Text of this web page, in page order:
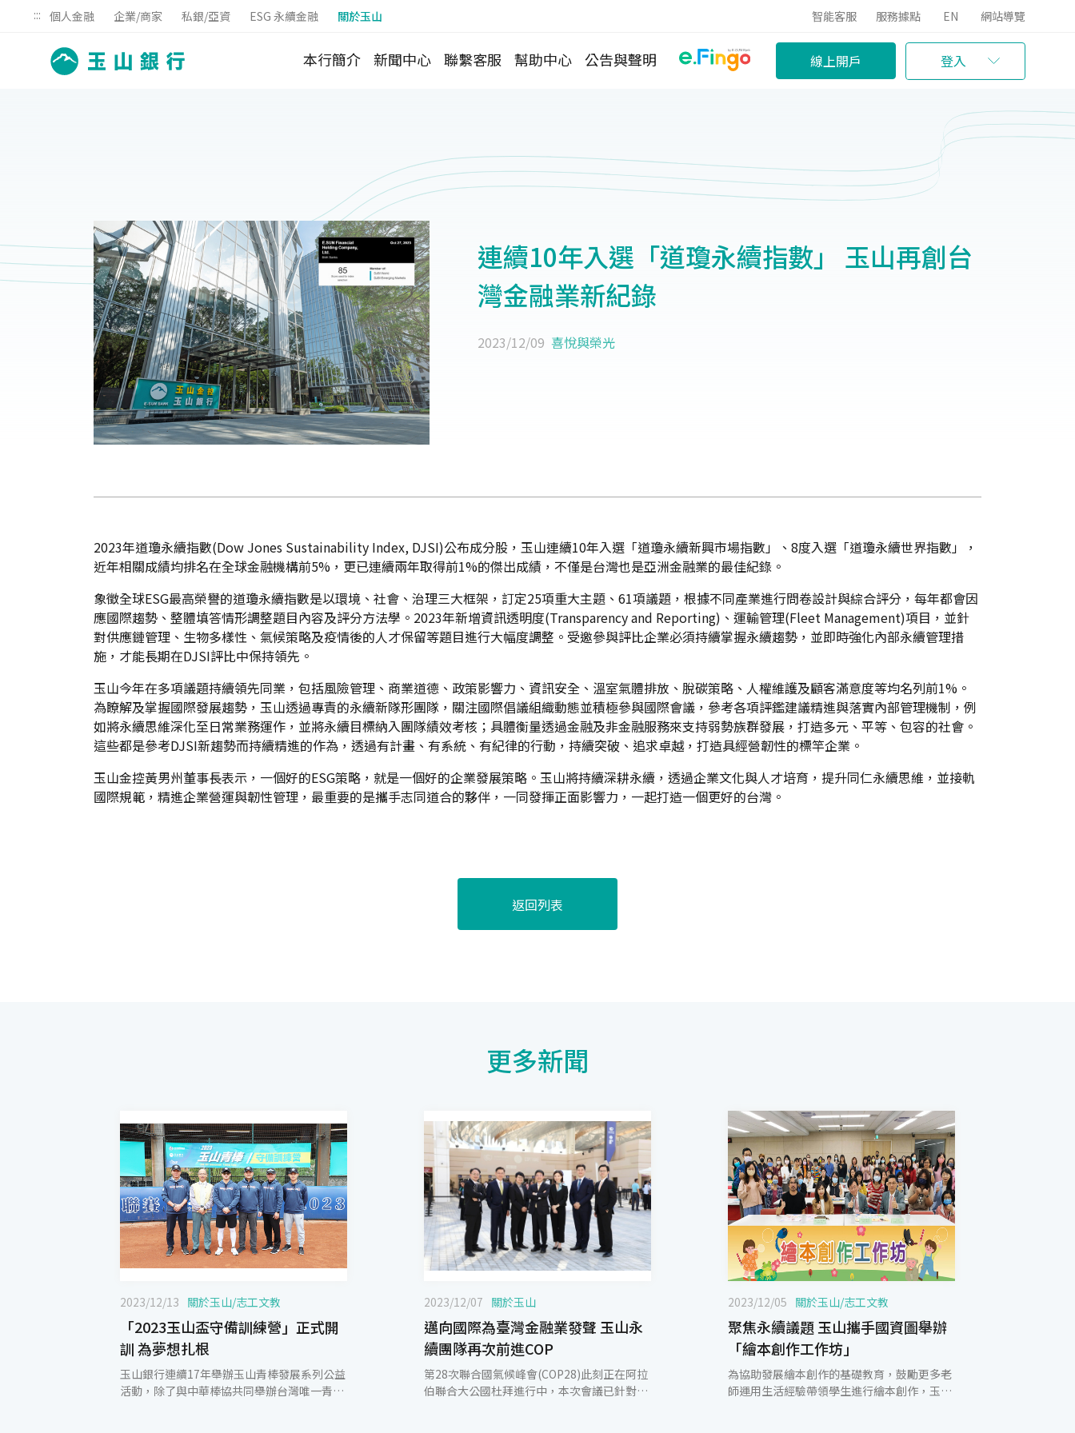
::: 個人金融 企業/商家 私銀/亞資 ESG 永續金融 關於玉山 智能客服 服務據點 EN 網站導覽
本行簡介 新聞中心 聯繫客服 幫助中心 公告與聲明 線上開戶 登入
連續10年入選「道瓊永續指數」 玉山再創台
灣金融業新紀錄
2023/12/09 喜悅與榮光
2023年道瓊永續指數(Dow Jones Sustainability Index, DJSI)公布成分股，玉山連續10年入選「道瓊永續新興市場指數」、8度入選「道瓊永續世界指數」，
近年相關成績均排名在全球金融機構前5%，更已連續兩年取得前1%的傑出成績，不僅是台灣也是亞洲金融業的最佳紀錄。
象徵全球ESG最高榮譽的道瓊永續指數是以環境、社會、治理三大框架，訂定25項重大主題、61項議題，根據不同產業進行問卷設計與綜合評分，每年都會因
應國際趨勢、整體填答情形調整題目內容及評分方法學。2023年新增資訊透明度(Transparency and Reporting)、運輸管理(Fleet Management)項目，並針
對供應鏈管理、生物多樣性、氣候策略及疫情後的人才保留等題目進行大幅度調整。受邀參與評比企業必須持續掌握永續趨勢，並即時強化內部永續管理措
施，才能長期在DJSI評比中保持領先。
玉山今年在多項議題持續領先同業，包括風險管理、商業道德、政策影響力、資訊安全、溫室氣體排放、脫碳策略、人權維護及顧客滿意度等均名列前1%。
為瞭解及掌握國際發展趨勢，玉山透過專責的永續新隊形團隊，關注國際倡議組織動態並積極參與國際會議，參考各項評鑑建議精進與落實內部管理機制，例
如將永續思維深化至日常業務運作，並將永續目標納入團隊績效考核；具體衡量透過金融及非金融服務來支持弱勢族群發展，打造多元、平等、包容的社會。
這些都是參考DJSI新趨勢而持續精進的作為，透過有計畫、有系統、有紀律的行動，持續突破、追求卓越，打造具經營韌性的標竿企業。
玉山金控黃男州董事長表示，一個好的ESG策略，就是一個好的企業發展策略。玉山將持續深耕永續，透過企業文化與人才培育，提升同仁永續思維，並接軌
國際規範，精進企業營運與韌性管理，最重要的是攜手志同道合的夥伴，一同發揮正面影響力，一起打造一個更好的台灣。
返回列表
更多新聞
2023/12/13 關於玉山/志工文教
「2023玉山盃守備訓練營」正式開
訓 為夢想扎根
玉山銀行連續17年舉辦玉山青棒發展系列公益
活動，除了與中華棒協共同舉辦台灣唯一青棒
2023/12/07 關於玉山
邁向國際為臺灣金融業發聲 玉山永
續團隊再次前進COP
第28次聯合國氣候峰會(COP28)此刻正在阿拉
伯聯合大公國杜拜進行中，本次會議已針對
2023/12/05 關於玉山/志工文教
聚焦永續議題 玉山攜手國資圖舉辦
「繪本創作工作坊」
為協助發展繪本創作的基礎教育，鼓勵更多老
師運用生活經驗帶領學生進行繪本創作，玉山